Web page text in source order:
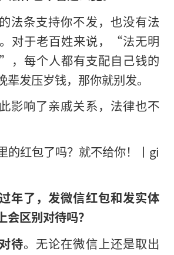
法条支持你不发，也没有法
对于老百姓来说，“法无明
，每个人都有支配自己钱的
发压岁钱，那你就别发。
影响了亲戚关系，法律也不
的红包了吗？就不给你！丨gi
年了，发微信红包和发实体
区别对待吗？
待。无论在微信上还是取出